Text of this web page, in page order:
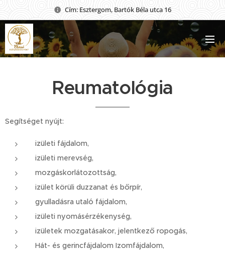
Cím: Esztergom, Bartók Béla utca 16
Reumatológia
Segítséget nyújt:
izületi fájdalom,
izületi merevség,
mozgáskorlátozottság,
izület körüli duzzanat és bőrpír,
gyulladásra utaló fájdalom,
izületi nyomásérzékenység,
izületek mozgatásakor, jelentkező ropogás,
Hát- és gerincfájdalom Izomfájdalom,